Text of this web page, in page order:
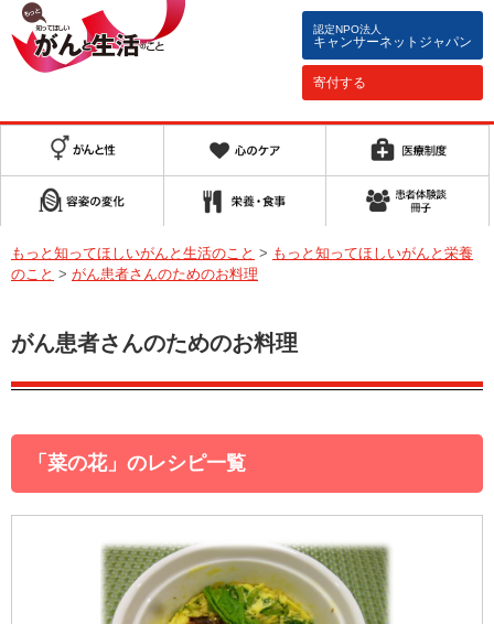
認定NPO法人
キャンサーネットジャパン
寄付する
もっと知ってほしいがんと生活のこと > もっと知ってほしいがんと栄養
のこと > がん患者さんのためのお料理
がん患者さんのためのお料理
「菜の花」のレシピ一覧